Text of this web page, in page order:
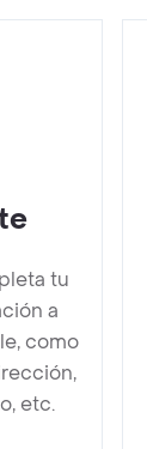
tu
a
como
etc.